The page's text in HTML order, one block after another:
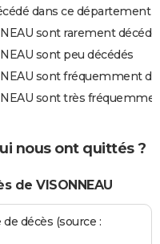
dans ce département
sont rarement
sont peu décédés
sont fréquemment
sont très
nous ont quittés ?
de VISONNEAU
décès (source :